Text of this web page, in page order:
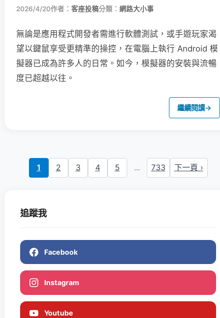
2026/4/20作者： 客座投稿分類： 網路大小事
無論是應用程式開發者需進行軟體測試，或手遊玩家渴
望以鍵鼠享受更精準的操控，在電腦上執行 Android 模
擬器已成為許多人的日常。如今，模擬器的安裝與流暢
度已超越以往。
繼續閱讀→
1 2 3 4 5 ... 733 下一頁 ›
追蹤我
Facebook
Instagram
Youtube